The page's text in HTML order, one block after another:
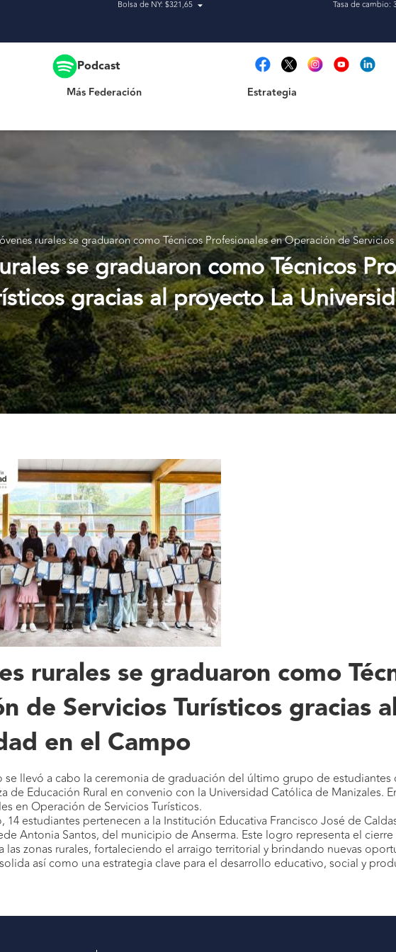
Bolsa de NY: $321,65 Tasa de cambio:
Podcast
Más Federación Estrategia
rurales se graduaron como Técnicos Profesionales en Operación de
se graduaron como Técnicos
gracias al proyecto La
rurales se graduaron como
de Servicios Turísticos gracias
en el Campo
se llevó a cabo la ceremonia de graduación del último grupo de
de Educación Rural en convenio con la Universidad Católica de Manizales.
en Operación de Servicios Turísticos.
estudiantes pertenecen a la Institución Educativa Francisco José de
Antonia Santos, del municipio de Anserma. Este logro representa el
las zonas rurales, fortaleciendo el arraigo territorial y brindando nuevas
así como una estrategia clave para el desarrollo educativo, social y